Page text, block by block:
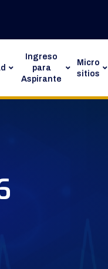
Ingreso
para
Aspirante
Micro
sitios